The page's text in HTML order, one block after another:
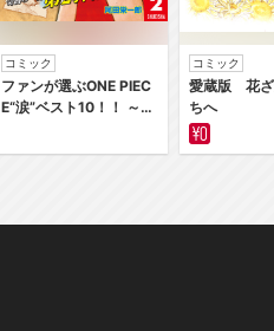
コミック
ファンが選ぶONE PIEC
E“涙”ベスト10！！ ～サ
～ カラー版
コミック
愛蔵版 花ざ
ちへ